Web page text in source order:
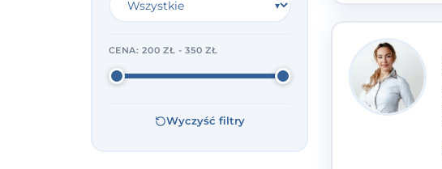
CENA:200 ZŁ - 350 ZŁ
Wyczyść filtry